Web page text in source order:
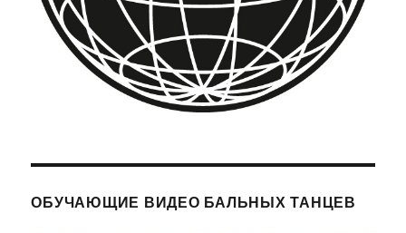
ОБУЧАЮЩИЕ ВИДЕО БАЛЬНЫХ ТАНЦЕВ